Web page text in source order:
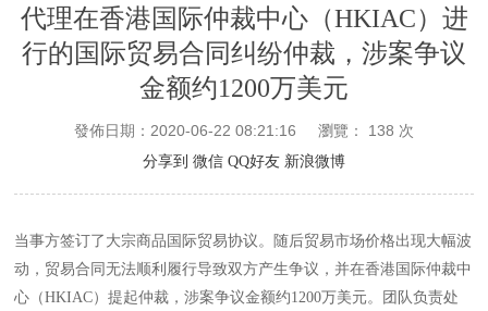
代理在香港国际仲裁中心（HKIAC）进
行的国际贸易合同纠纷仲裁，涉案争议
金额约1200万美元
發佈日期：2020-06-22 08:21:16 瀏覽： 138 次
分享到 微信 QQ好友 新浪微博
当事方签订了大宗商品国际贸易协议。随后贸易市场价格出现大幅波
动，贸易合同无法顺利履行导致双方产生争议，并在香港国际仲裁中
心（HKIAC）提起仲裁，涉案争议金额约1200万美元。团队负责处